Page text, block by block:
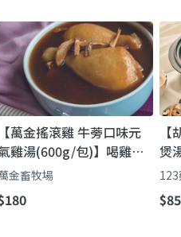
【萬金搖滾雞 牛蒡口味元
雞湯(600g/包)】喝雞湯
元氣｜台灣屏東萬金畜牧
場 24小時慢熬牛蒡雞湯
金畜牧場
煲